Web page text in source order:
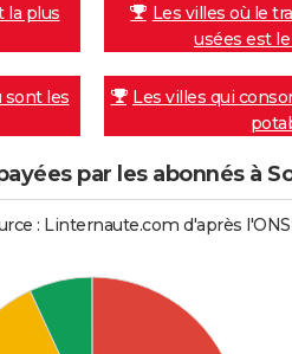
la plus
Les villes où le
usées est
sont les
Les villes qui
par les abonnés à
: Linternaute.com d'après